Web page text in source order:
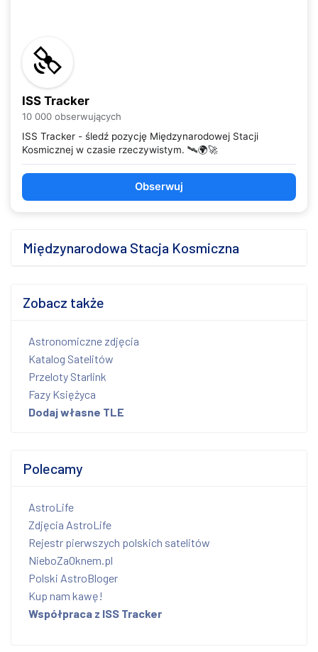
ISS Tracker
10 000 obserwujących
ISS Tracker - śledź pozycję Międzynarodowej Stacji
Kosmicznej w czasie rzeczywistym. 🛰️🌍🚀
Obserwuj
Międzynarodowa Stacja Kosmiczna
Zobacz także
Astronomiczne zdjęcia
Katalog Satelitów
Przeloty Starlink
Fazy Księżyca
Dodaj własne TLE
Polecamy
AstroLife
Zdjęcia AstroLife
Rejestr pierwszych polskich satelitów
NieboZaOknem.pl
Polski AstroBloger
Kup nam kawę!
Współpraca z ISS Tracker